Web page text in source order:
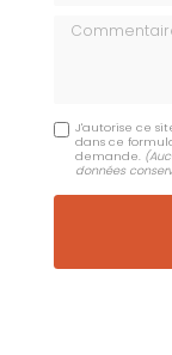
Commentaire
J'autorise ce
dans ce
demande.
données